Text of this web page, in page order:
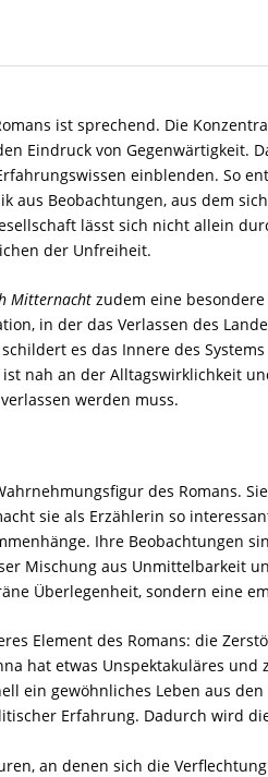
ist sprechend. Die
Eindruck von Gegenwärtigkeit.
einblenden. So
aus Beobachtungen, aus dem
lässt sich nicht allein
der Unfreiheit.
Mitternacht zudem eine
in der das Verlassen des
es das Innere des
nah an der Alltagswirklichkeit
werden muss.
des Romans.
sie als Erzählerin so
Ihre Beobachtungen
Mischung aus Unmittelbarkeit
Überlegenheit, sondern eine
Element des Romans: die
hat etwas Unspektakuläres
ein gewöhnliches Leben aus
Erfahrung. Dadurch wird
an denen sich die